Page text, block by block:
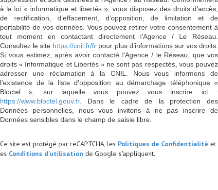
à la loi « informatique et libertés », vous disposez des droits d’accès,
de rectification, d’effacement, d’opposition, de limitation et de
portabilité de vos données. Vous pouvez retirer votre consentement à
tout moment en contactant directement l’Agence / Le Réseau.
Consultez le site https://cnil.fr/fr pour plus d’informations sur vos droits.
Si vous estimez, après avoir contacté l'Agence / le Réseau, que vos
droits « Informatique et Libertés » ne sont pas respectés, vous pouvez
adresser une réclamation à la CNIL. Nous vous informons de
l’existence de la liste d'opposition au démarchage téléphonique «
Bloctel », sur laquelle vous pouvez vous inscrire ici :
https://www.bloctel.gouv.fr. Dans le cadre de la protection des
Données personnelles, nous vous invitons à ne pas inscrire de
Données sensibles dans le champ de saisie libre.
Ce site est protégé par reCAPTCHA, les Politiques de Confidentialité et
es Conditions d'utilisation de Google s'appliquent.